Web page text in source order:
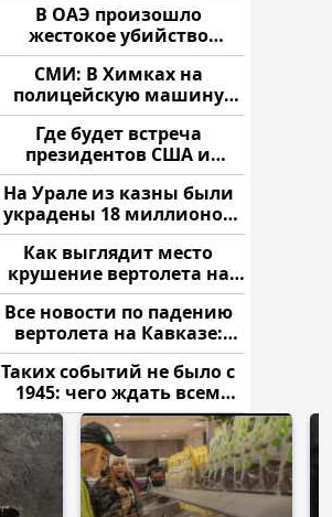
В ОАЭ произошло
жестокое убийство
криптомиллионера
СМИ: В Химках на
полицейскую машину
напали и подожгли.
Где будет встреча
президентов США и
России: Европа?
На Урале из казны были
украдены 18 миллионов
рублей
Как выглядит место
крушение вертолета на
Кавказе: смотреть
Все новости по падению
вертолета на Кавказе:
читать здесь
Таких событий не было с
1945: чего ждать всем
нам?